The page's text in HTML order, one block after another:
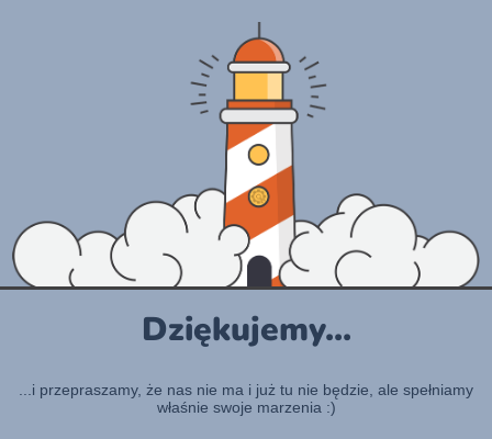
Dziękujemy...
...i przepraszamy, że nas nie ma i już tu nie będzie, ale spełniamy
właśnie swoje marzenia :)